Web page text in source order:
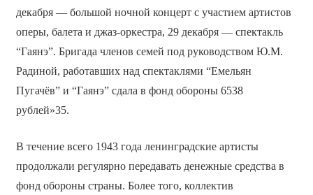
декабря — большой ночной концерт с участием артистов
оперы, балета и джаз-оркестра, 29 декабря — спектакль
“Гаянэ”. Бригада членов семей под руководством Ю.М.
Радиной, работавших над спектаклями “Емельян
Пугачёв” и “Гаянэ” сдала в фонд обороны 6538
рублей»35.
В течение всего 1943 года ленинградские артисты
продолжали регулярно передавать денежные средства в
фонд обороны страны. Более того, коллектив